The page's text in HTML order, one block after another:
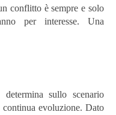
conflitto è sempre e solo
per interesse. Una
sullo scenario
continua evoluzione. Dato